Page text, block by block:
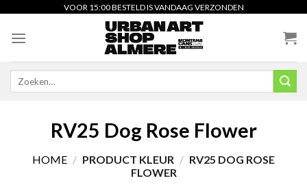
content
VOOR 15:00 BESTELD IS VANDAAG VERZONDEN
RV25 Dog Rose Flower
HOME / PRODUCT KLEUR / RV25 DOG ROSE
FLOWER